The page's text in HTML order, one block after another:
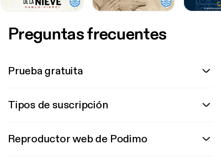
Preguntas frecuentes
Prueba gratuita
Tipos de suscripción
Reproductor web de Podimo